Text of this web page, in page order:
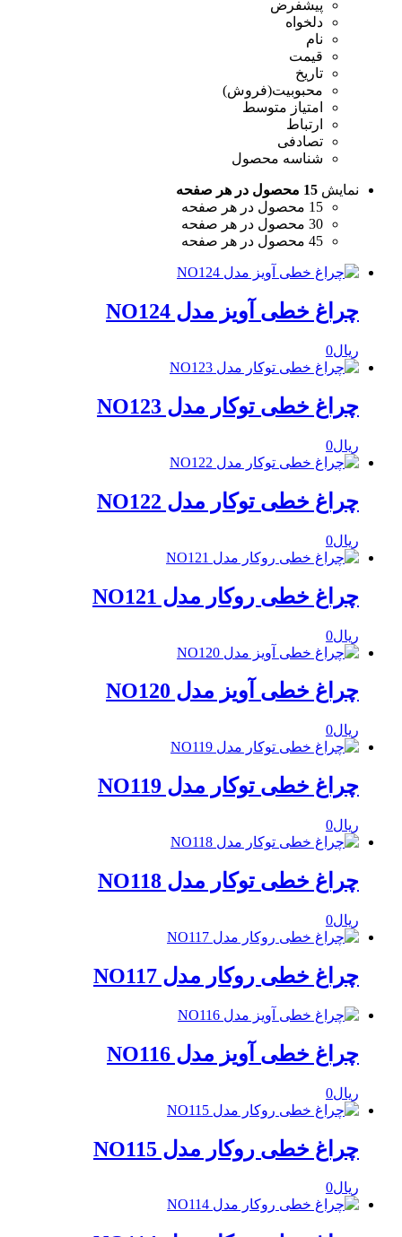
پیشفرض
دلخواه
نام
قیمت
تاریخ
محبوبیت(فروش)
امتیاز متوسط
ارتباط
تصادفی
شناسه محصول
نمایش 15 محصول در هر صفحه
15 محصول در هر صفحه
30 محصول در هر صفحه
45 محصول در هر صفحه
چراغ خطی آویز مدل NO124
ریال0
چراغ خطی توکار مدل NO123
ریال0
چراغ خطی توکار مدل NO122
ریال0
چراغ خطی روکار مدل NO121
ریال0
چراغ خطی آویز مدل NO120
ریال0
چراغ خطی توکار مدل NO119
ریال0
چراغ خطی توکار مدل NO118
ریال0
چراغ خطی روکار مدل NO117
چراغ خطی آویز مدل NO116
ریال0
چراغ خطی روکار مدل NO115
ریال0